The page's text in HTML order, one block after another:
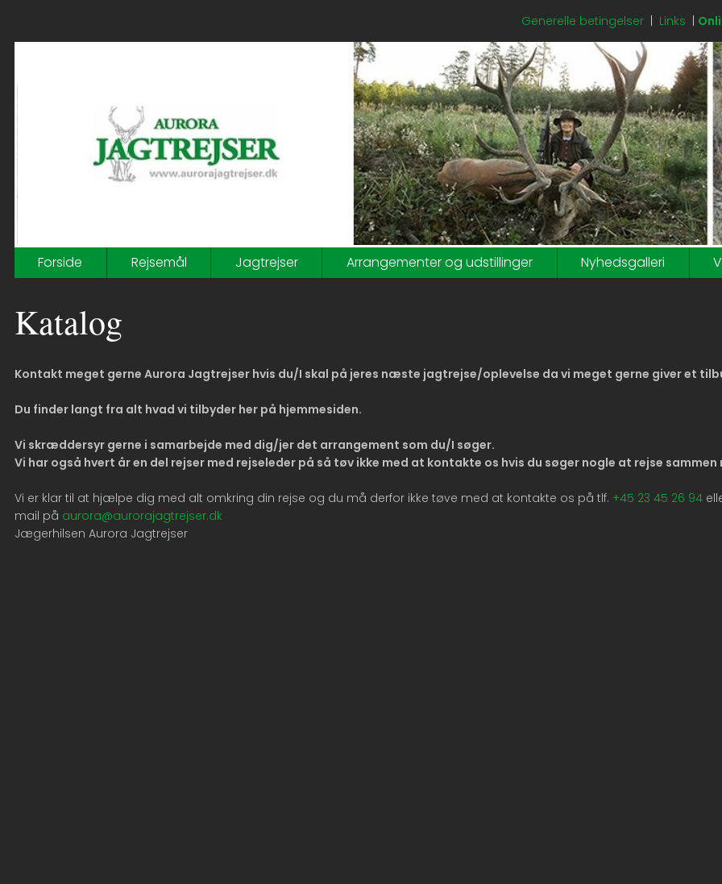
Generelle betingelser| Links
Forside Rejsemål Jagtrejser Arrangementer og udstillinger Nyhedsgalleri
Katalog
Kontakt meget gerne Aurora Jagtrejser hvis du/I skal på jeres næste jagtrejse/oplevelse da vi meget gerne giver et
Du finder langt fra alt hvad vi tilbyder her på hjemmesiden.
Vi skræddersyr gerne i samarbejde med dig/jer det arrangement som du/I søger.
Vi har også hvert år en del rejser med rejseleder på så tøv ikke med at kontakte os hvis du søger nogle at rejse sammen
Vi er klar til at hjælpe dig med alt omkring din rejse og du må derfor ikke tøve med at kontakte os på tlf. +45 23 45 26 94
mail på aurora@aurorajagtrejser.dk
Jægerhilsen Aurora Jagtrejser